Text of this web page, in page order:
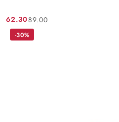
Cena
promocyjna:
62.30
Cena
przed
89.00
-30%